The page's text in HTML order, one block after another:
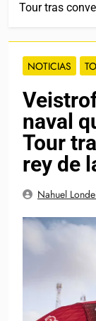
Tour tras
NOTICIAS
naval
Tour
rey de
Nahuel